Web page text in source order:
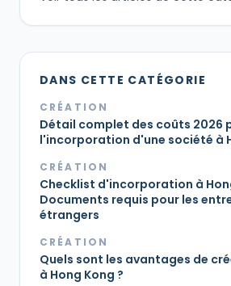
DANS CETTE CATÉGORIE
CRÉATION
Détail complet des coûts 2026
l'incorporation d'une société à
CRÉATION
Checklist d'incorporation à
Documents requis pour les
étrangers
CRÉATION
Quels sont les avantages de
à Hong Kong ?